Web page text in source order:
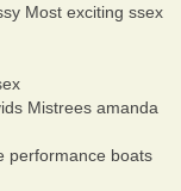
Most exciting ssex
Mistrees amanda
performance boats